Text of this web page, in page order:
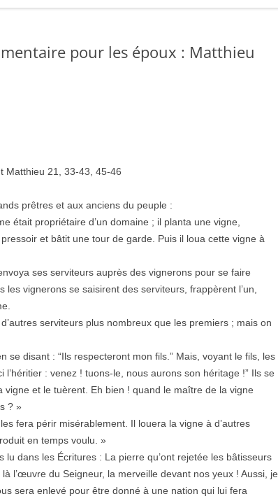
pour les époux : Matthieu
Matthieu 21, 33-43, 45-46
prêtres et aux anciens du peuple :
était propriétaire d’un domaine ; il planta une vigne,
pressoir et bâtit une tour de garde. Puis il loua cette vigne à
ses serviteurs auprès des vignerons pour se faire
les vignerons se saisirent des serviteurs, frappèrent l’un,
serviteurs plus nombreux que les premiers ; mais on
se disant : “Ils respecteront mon fils.” Mais, voyant le fils, les
l’héritier : venez ! tuons-le, nous aurons son héritage !” Ils se
vigne et le tuèrent. Eh bien ! quand le maître de la vigne
? »
fera périr misérablement. Il louera la vigne à d’autres
en temps voulu. »
lu dans les Écritures : La pierre qu’ont rejetée les bâtisseurs
là l’œuvre du Seigneur, la merveille devant nos yeux ! Aussi, je
sera enlevé pour être donné à une nation qui lui fera